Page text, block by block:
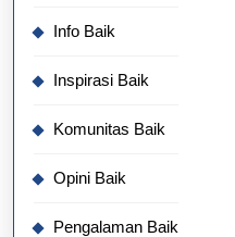
Info Baik
Inspirasi Baik
Komunitas Baik
Opini Baik
Pengalaman Baik